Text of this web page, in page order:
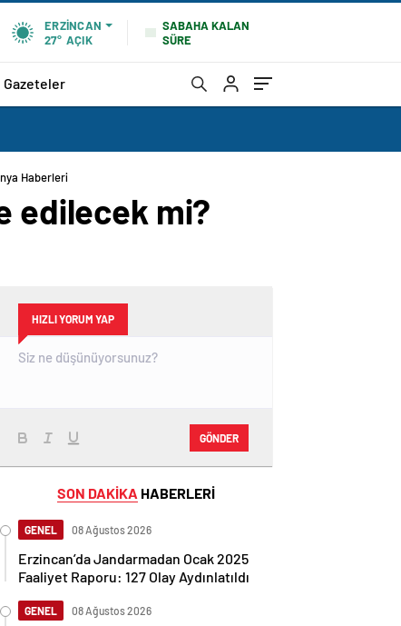
ERZINCAN
27° AÇIK
SABAHA KALAN
SÜRE
Gazeteler
Haberleri
edilecek mi?
HIZLI YORUM YAP
GÖNDER
SON DAKİKA HABERLERİ
GENEL 08 Ağustos 2026
Erzincan’da Jandarmadan Ocak 2025
Faaliyet Raporu: 127 Olay Aydınlatıldı
GENEL 08 Ağustos 2026